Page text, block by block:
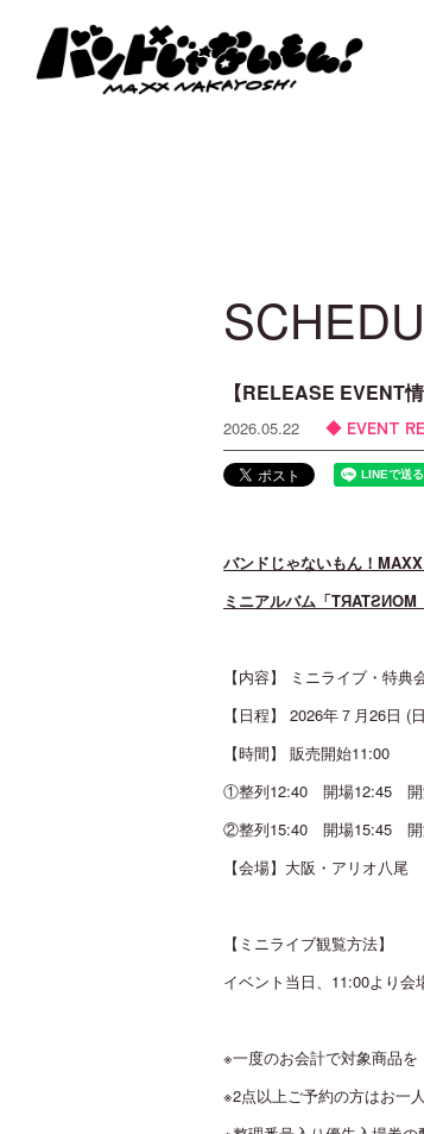
【RELEASE EVENT
2026.05.22 EVENT
バンドじゃないもん！
ミニアルバム「TЯATƧИOM
【内容】 ミニライブ・特典
【日程】 2026年７月26日 (
【時間】 販売開始11:00
①整列12:40 開場12:45 開
②整列15:40 開場15:45 開
【会場】大阪・アリオ八
【ミニライブ観覧方法】
イベント当日、11:00より会
※一度のお会計で対象商品を
※2点以上ご予約の方はお一